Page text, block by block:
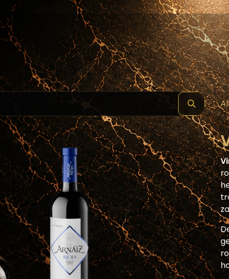
Home Webshop Schilde ( Wines &